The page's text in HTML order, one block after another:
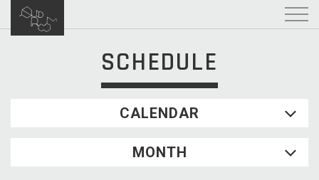
SCHEDULE
CALENDAR
WED
MONTH